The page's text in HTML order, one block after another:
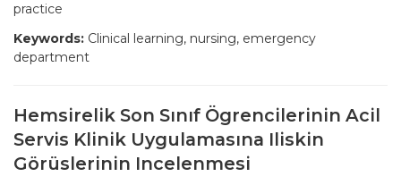
practice
Keywords: Clinical learning, nursing, emergency
department
Hemsirelik Son Sınıf Ögrencilerinin Acil
Servis Klinik Uygulamasına Iliskin
Görüslerinin Incelenmesi